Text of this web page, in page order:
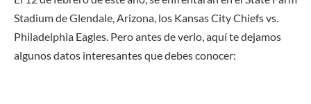
Stadium de Glendale, Arizona, los Kansas City Chiefs vs.
Philadelphia Eagles. Pero antes de verlo, aquí te dejamos
algunos datos interesantes que debes conocer: